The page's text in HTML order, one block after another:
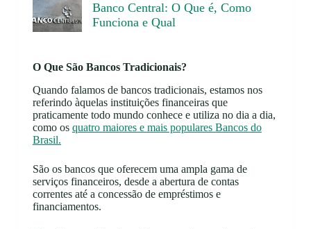
Banco Central: O Que é, Como
Funciona e Qual
O Que São Bancos Tradicionais?
Quando falamos de bancos tradicionais, estamos nos
referindo àquelas instituições financeiras que
praticamente todo mundo conhece e utiliza no dia a dia,
como os quatro maiores e mais populares Bancos do
Brasil.
São os bancos que oferecem uma ampla gama de
serviços financeiros, desde a abertura de contas
correntes até a concessão de empréstimos e
financiamentos.